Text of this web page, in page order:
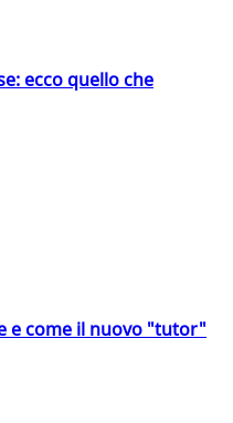
ecco quello che
e come il nuovo "tutor"